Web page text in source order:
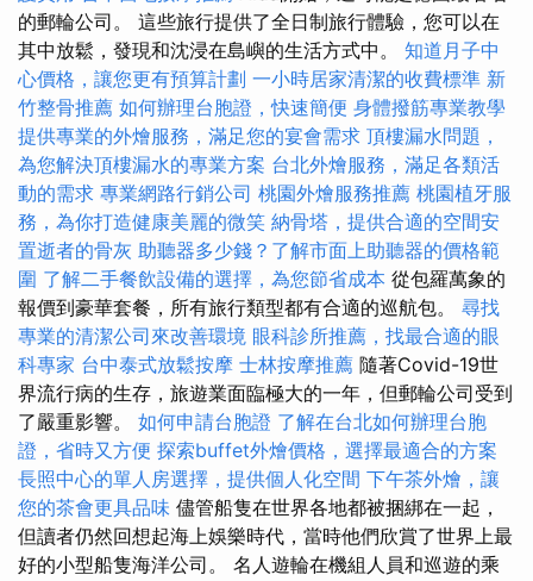
的郵輪公司。 這些旅行提供了全日制旅行體驗，您可以在
其中放鬆，發現和沈浸在島嶼的生活方式中。 知道月子中
心價格，讓您更有預算計劃 一小時居家清潔的收費標準 新
竹整骨推薦 如何辦理台胞證，快速簡便 身體撥筋專業教學
提供專業的外燴服務，滿足您的宴會需求 頂樓漏水問題，
為您解決頂樓漏水的專業方案 台北外燴服務，滿足各類活
動的需求 專業網路行銷公司 桃園外燴服務推薦 桃園植牙服
務，為你打造健康美麗的微笑 納骨塔，提供合適的空間安
置逝者的骨灰 助聽器多少錢？了解市面上助聽器的價格範
圍 了解二手餐飲設備的選擇，為您節省成本 從包羅萬象的
報價到豪華套餐，所有旅行類型都有合適的巡航包。 尋找
專業的清潔公司來改善環境 眼科診所推薦，找最合適的眼
科專家 台中泰式放鬆按摩 士林按摩推薦 隨著Covid-19世
界流行病的生存，旅遊業面臨極大的一年，但郵輪公司受到
了嚴重影響。 如何申請台胞證 了解在台北如何辦理台胞
證，省時又方便 探索buffet外燴價格，選擇最適合的方案
長照中心的單人房選擇，提供個人化空間 下午茶外燴，讓
您的茶會更具品味 儘管船隻在世界各地都被捆綁在一起，
但讀者仍然回想起海上娛樂時代，當時他們欣賞了世界上最
好的小型船隻海洋公司。 名人遊輪在機組人員和巡遊的乘